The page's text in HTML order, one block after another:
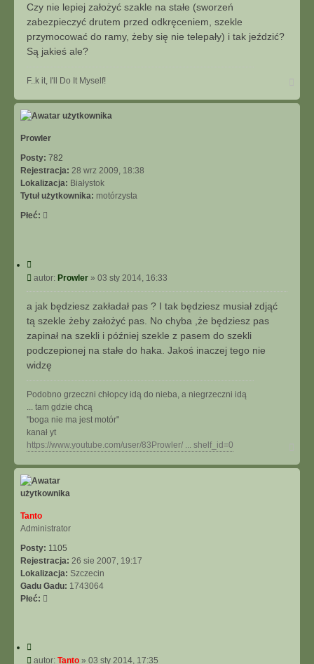
Czy nie lepiej założyć szakle na stałe (sworzeń
zabezpieczyć drutem przed odkręceniem, szekle
przymocować do ramy, żeby się nie telepały) i tak jeździć?
Są jakieś ale?
F..k it, I'll Do It Myself!
g
Prowler
Posty: 782
Rejestracja: 28 wrz 2009, 18:38
Lokalizacja: Białystok
Tytuł użytkownika: motórzysta
Płeć:
y
j
P
o
autor: Prowler » 03 sty 2014, 16:33
a jak będziesz zakładał pas ? I tak będziesz musiał zdjąć
tą szekle żeby założyć pas. No chyba ,że będziesz pas
zapinał na szekli i później szekle z pasem do szekli
podczepionej na stałe do haka. Jakoś inaczej tego nie
widzę
Podobno grzeczni chłopcy idą do nieba, a niegrzeczni idą
... tam gdzie chcą
"boga nie ma jest motór"
kanał yt
https://www.youtube.com/user/83Prowler/ ... shelf_id=0
g
Tanto
Administrator
Posty: 1105
Rejestracja: 26 sie 2007, 19:17
Lokalizacja: Szczecin
Gadu Gadu: 1743064
Płeć:
yPautor: Tanto » 03 sty 2014, 17:35